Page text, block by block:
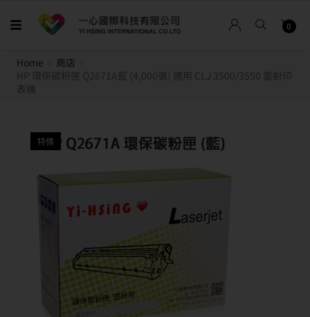
0
Home
商店
HP 環保碳粉匣 Q2671A藍 (4,000張) 適用 CLJ 3500/3550 雷射印
表機
特價